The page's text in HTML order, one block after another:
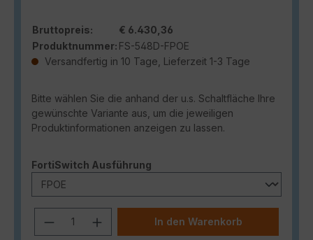
Bruttopreis:
€ 6.430,36
Produktnummer: FS-548D-FPOE
Versandfertig in 10 Tage, Lieferzeit 1-3 Tage
Bitte wählen Sie die anhand der u.s. Schaltfläche Ihre
gewünschte Variante aus, um die jeweiligen
Produktinformationen anzeigen zu lassen.
FortiSwitch Ausführung
Produkt Anzahl: Gib den
In den Warenkorb